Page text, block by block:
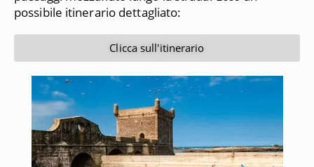
possibile itinerario dettagliato:
Clicca sull'itinerario